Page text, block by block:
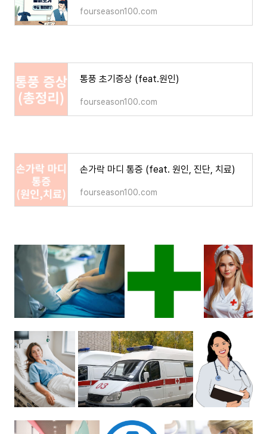
fourseason100.com
통풍 초기증상 (feat.원인)
fourseason100.com
손가락 마디 통증 (feat. 원인, 진단, 치료)
fourseason100.com